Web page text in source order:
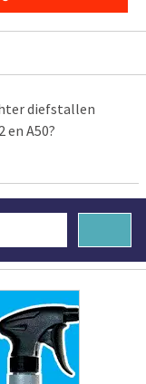
diefstallen
en A50?